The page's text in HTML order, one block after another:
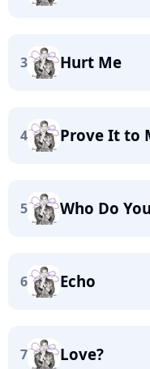
3 Hurt Me
4 Prove It to
5 Who Do
6 Echo
7 Love?